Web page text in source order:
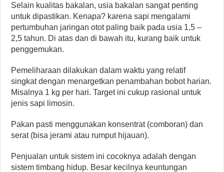
Selain kualitas bakalan, usia bakalan sangat penting
untuk dipastikan. Kenapa? karena sapi mengalami
pertumbuhan jaringan otot paling baik pada usia 1,5 –
2,5 tahun. Di atas dan di bawah itu, kurang baik untuk
penggemukan.
Pemeliharaan dilakukan dalam waktu yang relatif
singkat dengan menargetkan penambahan bobot harian.
Misalnya 1 kg per hari. Target ini cukup rasional untuk
jenis sapi limosin.
Pakan pasti menggunakan konsentrat (comboran) dan
serat (bisa jerami atau rumput hijauan).
Penjualan untuk sistem ini cocoknya adalah dengan
sistem timbang hidup. Besar kecilnya keuntungan